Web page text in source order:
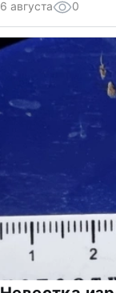
6 августа 0